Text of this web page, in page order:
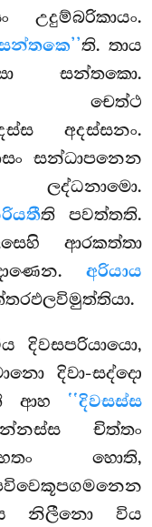
උදුම්බරිකායං.
ති. තාය
සන්තකො.
චෙත්ථ
අදස්සනං.
සන්ධාපනෙන
ලද්ධනාමො.
ති පවත්තති.
ආරකත්තා
අරියාය
දිවසපරියායො,
දිවා-සද්දො
ආහ ‘‘දිවසස්ස
චිත්තං
හොති,
නිලීනො විය